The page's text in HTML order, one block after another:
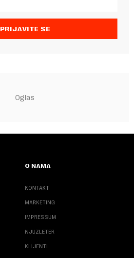
PRIJAVITE SE
O NAMA
KONTAKT
MARKETING
IMPRESSUM
NJUZLETER
KLIJENTI